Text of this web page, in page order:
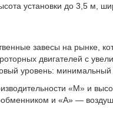
установки до 3,5
завесы на рынке
двигателей с
уровень: минимальный
«M» и
и «А» —